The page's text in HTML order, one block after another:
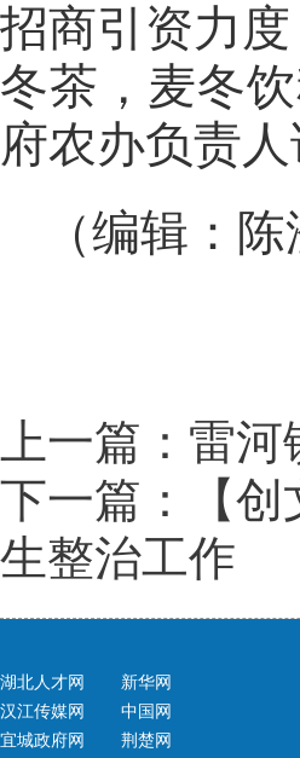
招商引资力
冬茶，麦冬
府农办负责人
（编辑：
上一篇：雷
下一篇：【创
生整治工作
湖北人才网
汉江传媒网
宜城政府网
新华网
中国网
荆楚网